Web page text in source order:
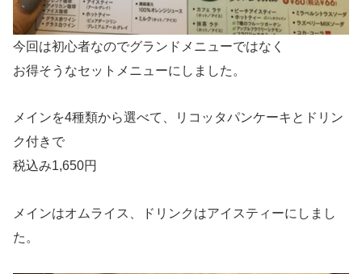
今回は初心者なのでグランドメニューではなく
お得そうなセットメニューにしました。
メインを4種類から選べて、リコッタパンケーキとドリン
ク付きで
税込み1,650円
メインはオムライス、ドリンクはアイスティーにしまし
た。